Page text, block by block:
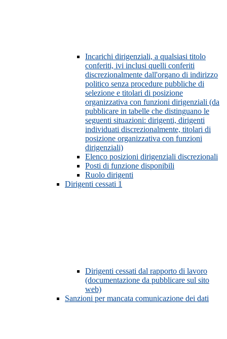
Incarichi dirigenziali, a qualsiasi titolo
conferiti, ivi inclusi quelli conferiti
discrezionalmente dall'organo di indirizzo
politico senza procedure pubbliche di
selezione e titolari di posizione
organizzativa con funzioni dirigenziali (da
pubblicare in tabelle che distinguano le
seguenti situazioni: dirigenti, dirigenti
individuati discrezionalmente, titolari di
posizione organizzativa con funzioni
dirigenziali)
Elenco posizioni dirigenziali discrezionali
Posti di funzione disponibili
Ruolo dirigenti
Dirigenti cessati 1
Dirigenti cessati dal rapporto di lavoro
(documentazione da pubblicare sul sito
web)
Sanzioni per mancata comunicazione dei dati